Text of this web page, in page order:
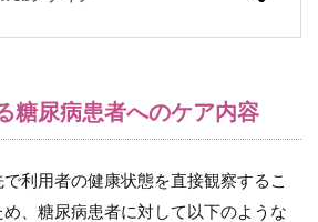
糖尿病患者へのケア内容
利用者の健康状態を直接観察するこ
、糖尿病患者に対して以下のような